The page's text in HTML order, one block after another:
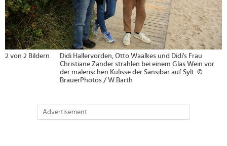
2 von 2 Bildern
Didi Hallervorden, Otto Waalkes und Didi's Frau
Christiane Zander strahlen bei einem Glas Wein vor
der malerischen Kulisse der Sansibar auf Sylt. ©
BrauerPhotos / W.Barth
Advertisement